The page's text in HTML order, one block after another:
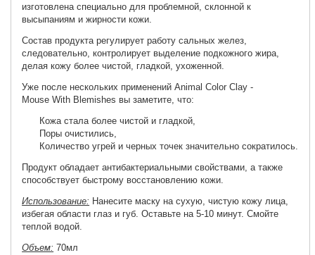
изготовлена специально для проблемной, склонной к
высыпаниям и жирности кожи.
Состав продукта регулирует работу сальных желез,
следовательно, контролирует выделение подкожного жира,
делая кожу более чистой, гладкой, ухоженной.
Уже после нескольких применений Animal Color Clay -
Mouse With Blemishes вы заметите, что:
Кожа стала более чистой и гладкой,
Поры очистились,
Количество угрей и черных точек значительно сократилось.
Продукт обладает антибактериальными свойствами, а также
способствует быстрому восстановлению кожи.
Использование: Нанесите маску на сухую, чистую кожу лица,
избегая области глаз и губ. Оставьте на 5-10 минут. Смойте
теплой водой.
Объем: 70мл